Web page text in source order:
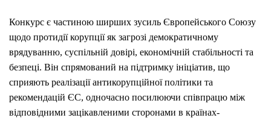
Конкурс є частиною ширших зусиль Європейського Союзу
щодо протидії корупції як загрозі демократичному
врядуванню, суспільній довірі, економічній стабільності та
безпеці. Він спрямований на підтримку ініціатив, що
сприяють реалізації антикорупційної політики та
рекомендацій ЄС, одночасно посилюючи співпрацю між
відповідними зацікавленими сторонами в країнах-